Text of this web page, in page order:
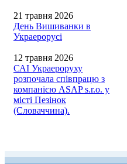
21 травня 2026
День Вишиванки в
Украерорусі
12 травня 2026
САІ Украероруху
розпочала співпрацю з
компанією ASAP s.r.o. у
місті Пезінок
(Словаччина).